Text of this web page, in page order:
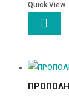
Quick View
